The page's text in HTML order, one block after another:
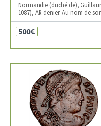
Normandie (duché de),
1087), AR denier. Au nom de
500€